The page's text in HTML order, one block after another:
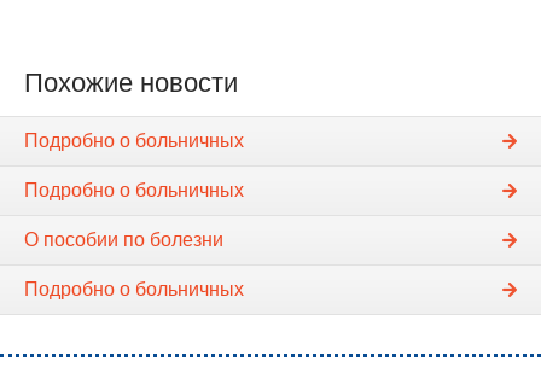
Похожие новости
Подробно о больничных
Подробно о больничных
О пособии по болезни
Подробно о больничных